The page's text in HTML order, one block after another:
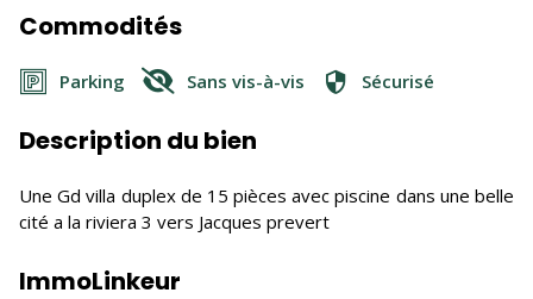
Commodités
Parking Sans vis-à-vis Sécurisé
Description du bien
Une Gd villa duplex de 15 pièces avec piscine dans une belle
cité a la riviera 3 vers Jacques prevert
ImmoLinkeur